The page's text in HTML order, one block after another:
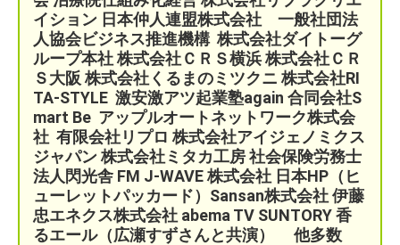
イション 日本仲人連盟株式会社 一般社団法
人協会ビジネス推進機構 株式会社ダイトーグ
ループ本社 株式会社ＣＲＳ横浜 株式会社ＣＲ
Ｓ大阪 株式会社くるまのミツクニ株式会社RI
TA-STYLE 激安激アツ起業塾again 合同会社S
mart Be アップルオートネットワーク株式会
社 有限会社リプロ 株式会社アイジェノミクス
ジャパン 株式会社ミタカ工房 社会保険労務士
法人閃光舎 FM J-WAVE 株式会社 日本HP（ヒ
ューレットパッカード）Sansan株式会社 伊藤
忠エネクス株式会社 abema TV SUNTORY 香
るエール（広瀬すずさんと共演） 他多数